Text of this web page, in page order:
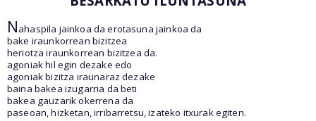
Nahaspila jainkoa da erotasuna jainkoa da
bake iraunkorrean bizitzea
heriotza iraunkorrean bizitzea da.
agoniak hil egin dezake edo
agoniak bizitza iraunaraz dezake
baina bakea izugarria da beti
bakea gauzarik okerrena da
paseoan, hizketan, irribarretsu, izateko itxurak egiten.